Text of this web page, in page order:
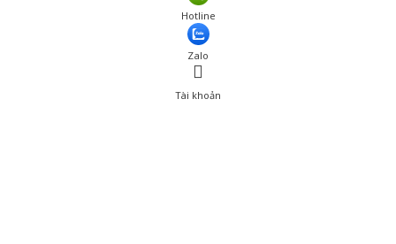
Hotline
Zalo
Tài khoản